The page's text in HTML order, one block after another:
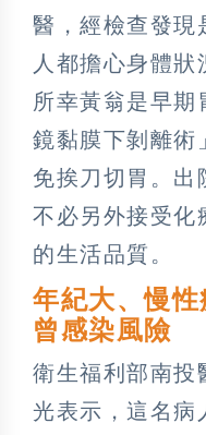
醫，經檢查發現
人都擔心身體狀
所幸黃翁是早期
鏡黏膜下剝離術
免挨刀切胃。出
不必另外接受化
的生活品質。
年紀大、慢
曾感染風險
衛生福利部南投
光表示，這名病